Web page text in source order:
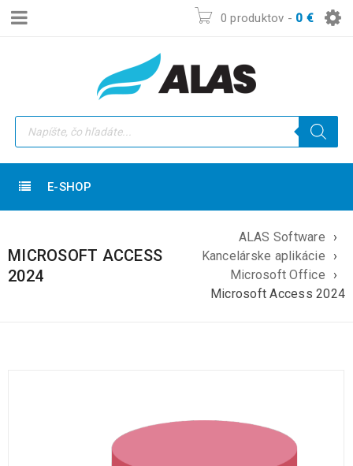
0 produktov - 0 €
E-SHOP
MICROSOFT ACCESS
2024
ALAS Software
›
Kancelárske aplikácie
›
Microsoft Office
›
Microsoft Access 2024